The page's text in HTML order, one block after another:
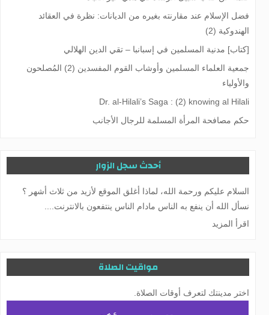
فضل الإسلام عند مقارنته بغيره من الديانات: نظرة في العقائد
الهندوكية (2)
[كتاب] مدنية المسلمين في إسبانبا – تقي الدين الهلالي
جمعية العلماء المسلمين وأوشاب القوم المفسدين (2) المُصلحون
والأولياء
Dr. al-Hilali’s Saga : (2) knowing al Hilali
حكم مصافحة المرأة المسلمة للرجال الأجانب
أحدث سجل الزوار
السلام عليكم ورحمة الله، لماذا أغلق الموقع لأزيد من ثلاث أشهر ؟
نسأل الله أن ينفع به الناس مادام الناس ينتفعون بالانترنت....
اقرأ المزيد
مواقيت الصلاة
اختر مدينتك لتعرف أوقات الصلاة.